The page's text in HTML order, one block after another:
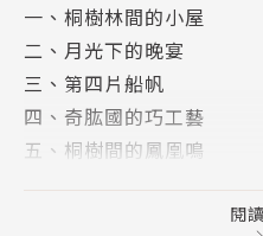
但，最重要的任務——尋找
最後的答案就請翻開書頁
好評推薦
Tey Cheng‖FB「小學生
曾品方‖教育部閱讀推手
一、桐樹林間的小屋
二、月光下的晚宴
三、第四片船帆
四、奇肱國的巧工藝
五、桐樹間的鳳凰鳴
閱